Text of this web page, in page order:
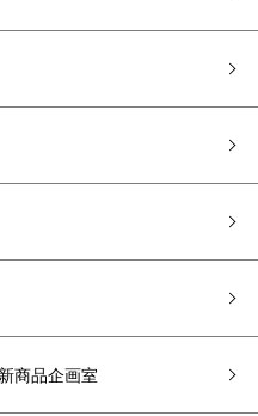
商品企画室